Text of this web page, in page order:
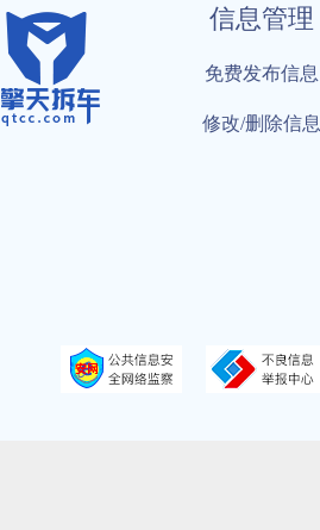
信息管理
免费发布信息
修改/删除信息